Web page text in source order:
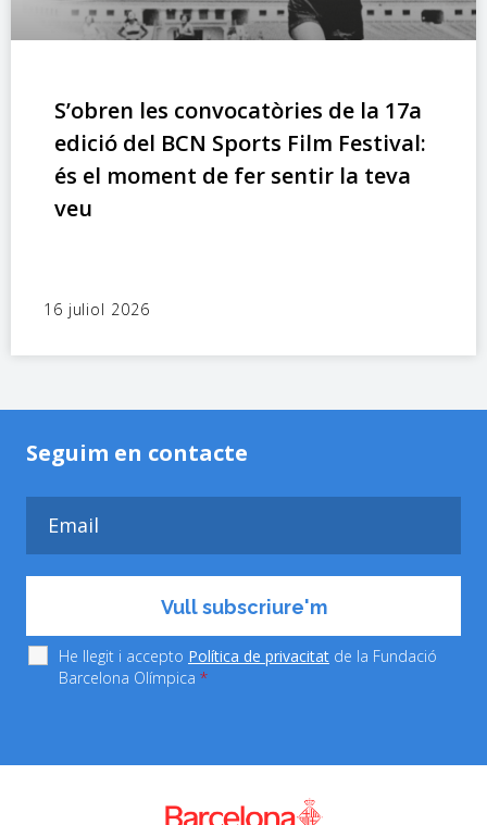
S’obren les convocatòries de la 17a
edició del BCN Sports Film Festival:
és el moment de fer sentir la teva
veu
16 juliol 2026
Seguim en contacte
He llegit i accepto Política de privacitat de la Fundació
Barcelona Olímpica *